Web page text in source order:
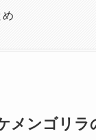
め
メンゴリ